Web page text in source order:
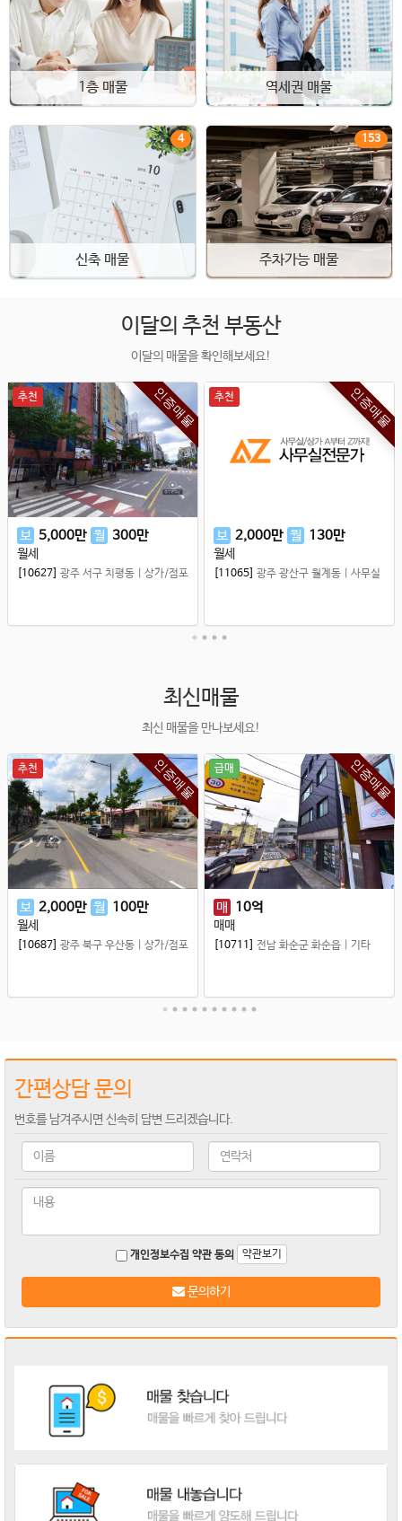
1층 매물 역세권 매물
4
신축 매물
153
주차가능 매물
이달의 추천 부동산
이달의 매물을 확인해보세요!
인증매물
추천
보 5,000만 월 300만
월세
[10627] 광주 서구 치평동 상가/점포
인증매물
추천
보 2,000만 월 130만
월세
[11065] 광주 광산구 월계동 사무실
최신매물
최신 매물을 만나보세요!
인증매물
추천
보 2,000만 월 100만
월세
[10687] 광주 북구 우산동 상가/점포
인증매물
급매
매 10억
매매
[10711] 전남 화순군 화순읍 기타
간편상담 문의
번호를 남겨주시면 신속히 답변 드리겠습니다.
개인정보수집 약관 동의 약관보기
문의하기